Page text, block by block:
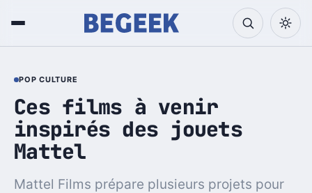
POP CULTURE
Ces films à venir
inspirés des jouets
Mattel
Mattel Films prépare plusieurs projets pour